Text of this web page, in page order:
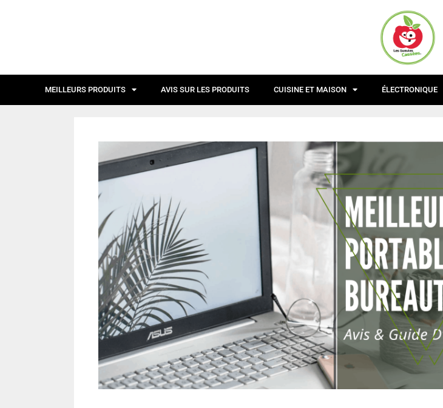
MEILLEURS PRODUITS AVIS SUR LES PRODUITS CUISINE ET MAISON ÉLECTRONIQUE